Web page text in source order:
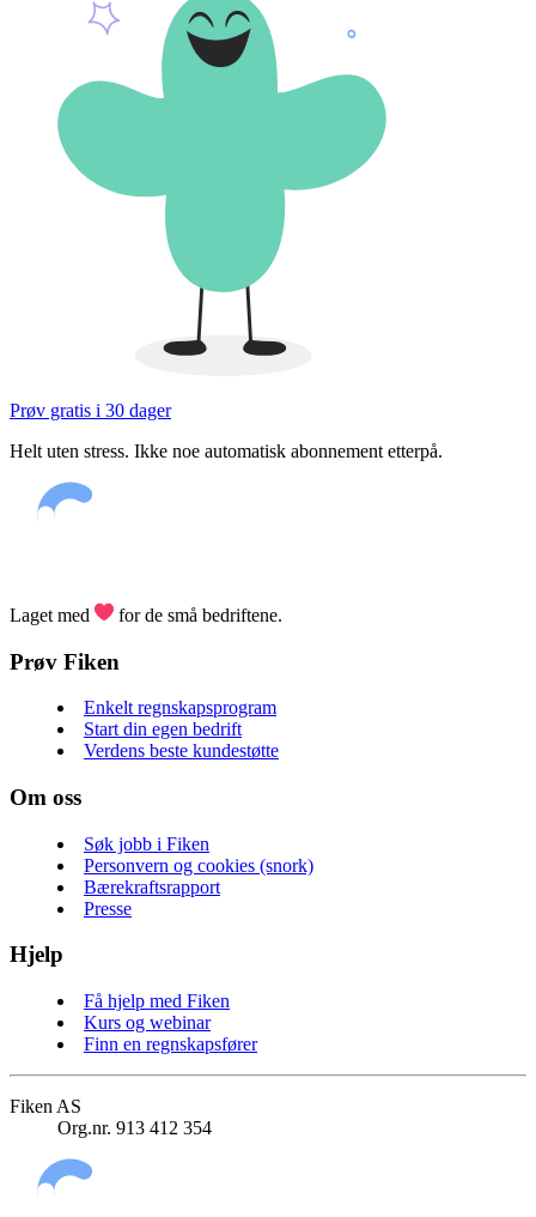
Prøv gratis i 30 dager
Helt uten stress. Ikke noe automatisk abonnement etterpå.
Laget med for de små bedriftene.
Prøv Fiken
Enkelt regnskapsprogram
Start din egen bedrift
Verdens beste kundestøtte
Om oss
Søk jobb i Fiken
Personvern og cookies (snork)
Bærekraftsrapport
Presse
Hjelp
Få hjelp med Fiken
Kurs og webinar
Finn en regnskapsfører
Fiken AS
Org.nr. 913 412 354